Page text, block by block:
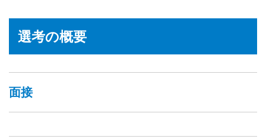
選考の概要
面接